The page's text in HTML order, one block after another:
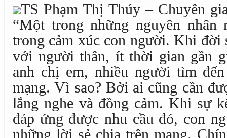
TS Phạm Thị Thúy – Chuyên
“Một trong những nguyên nhân
trong cảm xúc con người. Khi đời
với người thân, ít thời gian gần
anh chị em, nhiều người tìm
mạng. Vì sao? Bởi ai cũng cần
lắng nghe và đồng cảm. Khi sự
đáp ứng được nhu cầu đó, con
những lời sẻ chia trên mạng.